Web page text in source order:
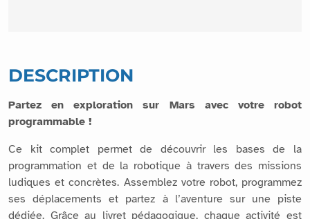
DESCRIPTION
Partez en exploration sur Mars avec votre robot
programmable !
Ce kit complet permet de découvrir les bases de la
programmation et de la robotique à travers des missions
ludiques et concrètes. Assemblez votre robot, programmez
ses déplacements et partez à l’aventure sur une piste
dédiée. Grâce au livret pédagogique, chaque activité est